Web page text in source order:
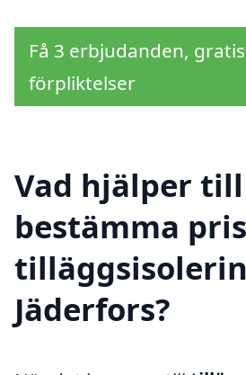
Få 3 erbjudanden,
förpliktelser
Vad hjälper
bestämma
Jäderfors?